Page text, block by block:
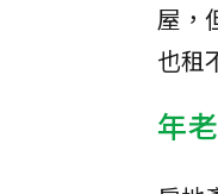
屋，
也租
年